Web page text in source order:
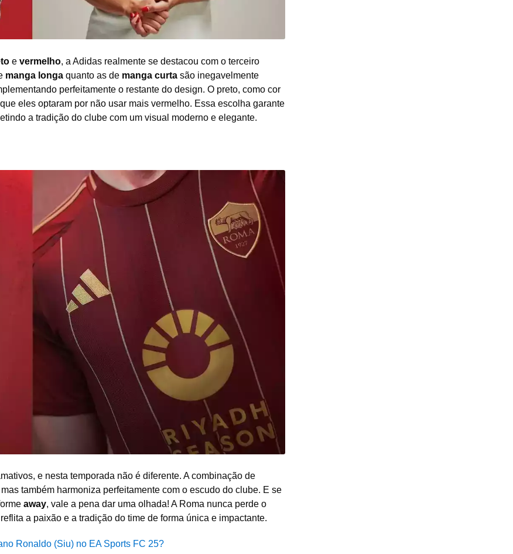
e vermelho, a Adidas realmente se destacou com o terceiro
manga longa quanto as de manga curta são inegavelmente
perfeitamente o restante do design. O preto, como cor
eles optaram por não usar mais vermelho. Essa escolha garante
a tradição do clube com um visual moderno e elegante.
e nesta temporada não é diferente. A combinação de
também harmoniza perfeitamente com o escudo do clube. E se
away, vale a pena dar uma olhada! A Roma nunca perde o
a paixão e a tradição do time de forma única e impactante.
Ronaldo (Siu) no EA Sports FC 25?